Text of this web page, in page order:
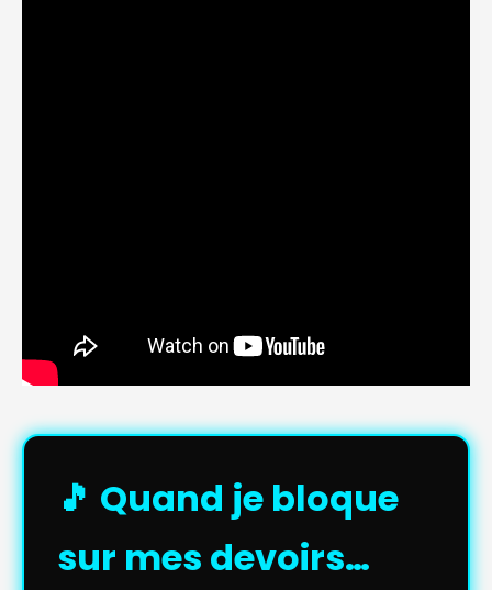
🎵 Quand je bloque
sur mes devoirs…